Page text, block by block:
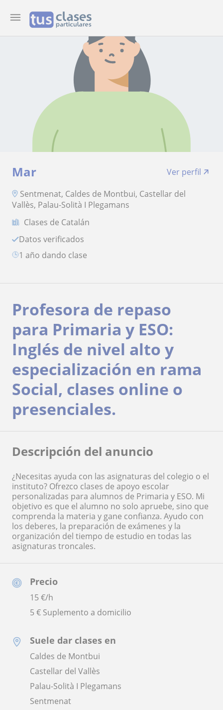
Mar
Ver perfil
Sentmenat, Caldes de Montbui, Castellar del
Vallès, Palau-Solità I Plegamans
Clases de Catalán
Datos verificados
1 año dando clase
Precio
15€/h
5 € Suplemento a domicilio
Suele dar clases en
Caldes de Montbui
Castellar del Vallès
Palau-Solità I Plegamans
Sentmenat
Profesora de repaso
para Primaria y ESO:
Inglés de nivel alto y
especialización en rama
Social, clases online o
presenciales.
Descripción del anuncio
¿Necesitas ayuda con las asignaturas del colegio o el
instituto? Ofrezco clases de apoyo escolar
personalizadas para alumnos de Primaria y ESO. Mi
objetivo es que el alumno no solo apruebe, sino que
comprenda la materia y gane confianza. Ayudo con
los deberes, la preparación de exámenes y la
organización del tiempo de estudio en todas las
asignaturas troncales.